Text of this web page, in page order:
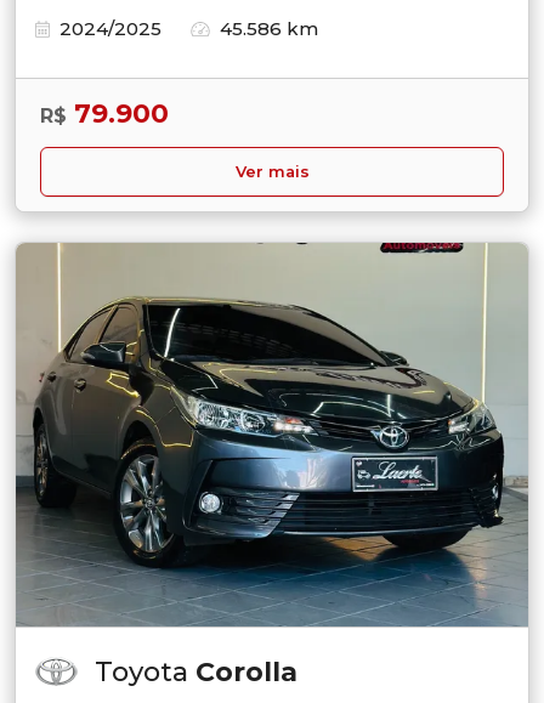
2024/2025
45.586 km
R$ 79.900
Ver mais
Toyota Corolla